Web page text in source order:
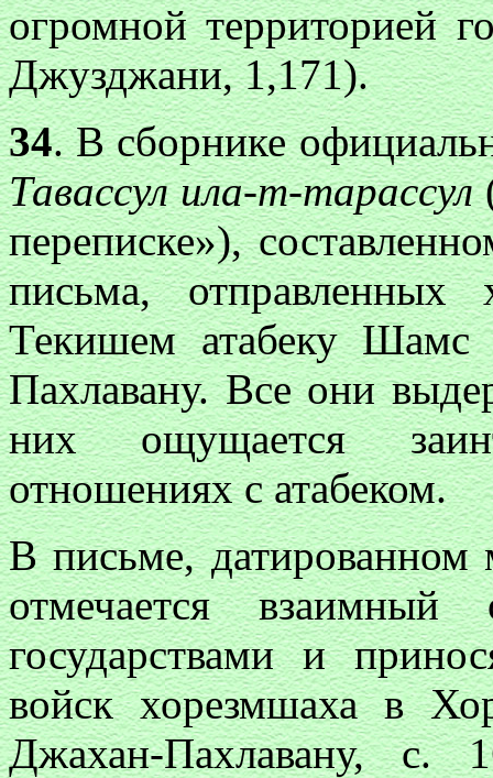
огромной территорией
Джузджани, 1,171).
34. В сборнике
Тавассул ила-т-тарассул
переписке»),
письма,
Текишем атабеку
Пахлавану. Все они
них ощущается
отношениях с атабеком.
В письме,
отмечается
государствами и
войск хорезмшаха в
Джахан-Пахлавану,